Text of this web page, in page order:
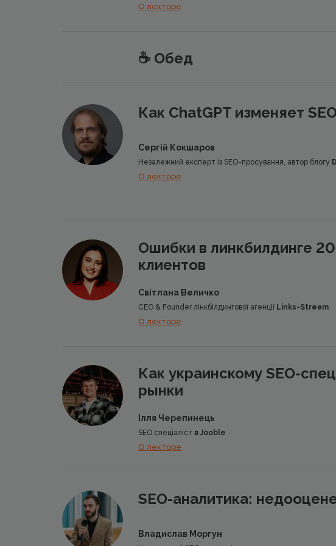
О лекторе
☕️ Обед
Как ChatGPT изменяет
Сергій Кокшаров
Незалежний експерт із SEO-просування, автор блогу
О лекторе
Ошибки в линкбилдинге
клиентов
Світлана Величко
CEO & Founder лінкбілдингової агенції Links-Stream
О лекторе
Как украинскому SEO-
рынки
Ілля Черепинець
SEO спеціаліст в Jooble
О лекторе
SEO-аналитика:
Владислав Моргун